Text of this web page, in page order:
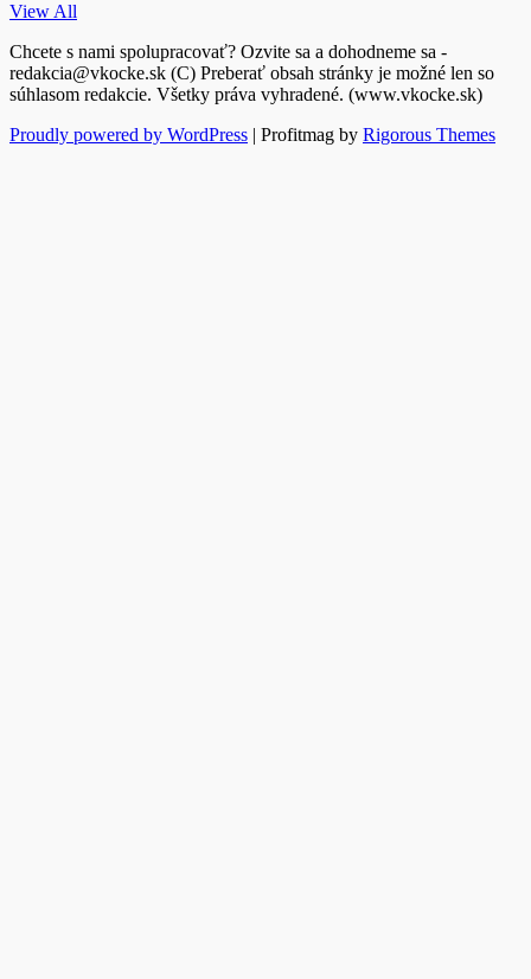
View All
Chcete s nami spolupracovať? Ozvite sa a dohodneme sa -
redakcia@vkocke.sk (C) Preberať obsah stránky je možné len so
súhlasom redakcie. Všetky práva vyhradené. (www.vkocke.sk)
Proudly powered by WordPress | Profitmag by Rigorous Themes